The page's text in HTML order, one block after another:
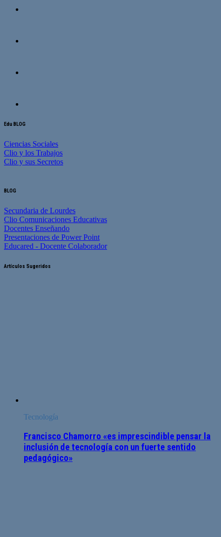
Edu BLOG
Ciencias Sociales
Clio y los Trabajos
Clio y sus Secretos
BLOG
Secundaria de Lourdes
Clio Comunicaciones Educativas
Docentes Enseñando
Presentaciones de Power Point
Educared - Docente Colaborador
Artículos Sugeridos
Tecnología
Francisco Chamorro «es imprescindible pensar la
inclusión de tecnología con un fuerte sentido
pedagógico»